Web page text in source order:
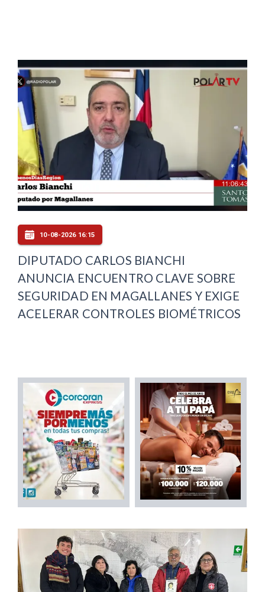
10-08-2026 16:15
DIPUTADO CARLOS BIANCHI
ANUNCIA ENCUENTRO CLAVE SOBRE
SEGURIDAD EN MAGALLANES Y EXIGE
ACELERAR CONTROLES BIOMÉTRICOS